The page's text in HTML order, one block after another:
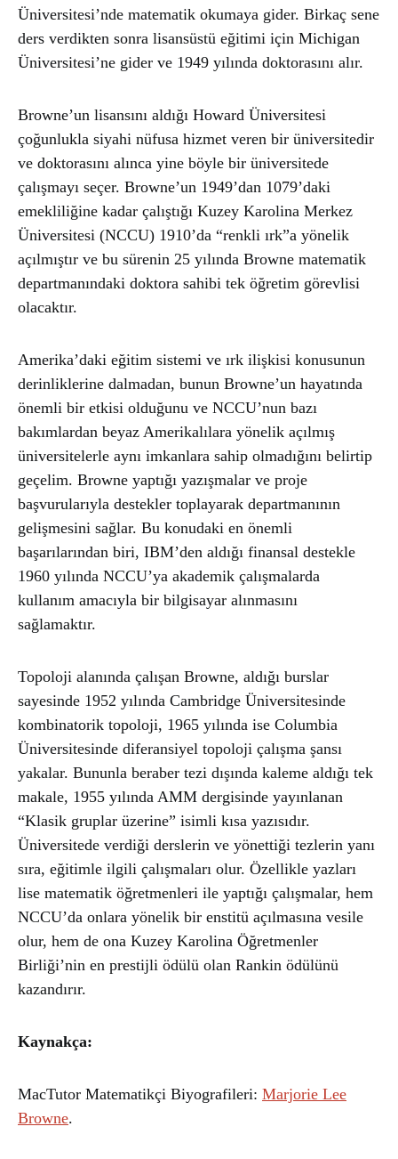
Üniversitesi’nde matematik okumaya gider. Birkaç sene
ders verdikten sonra lisansüstü eğitimi için Michigan
Üniversitesi’ne gider ve 1949 yılında doktorasını alır.
Browne’un lisansını aldığı Howard Üniversitesi
çoğunlukla siyahi nüfusa hizmet veren bir üniversitedir
ve doktorasını alınca yine böyle bir üniversitede
çalışmayı seçer. Browne’un 1949’dan 1079’daki
emekliliğine kadar çalıştığı Kuzey Karolina Merkez
Üniversitesi (NCCU) 1910’da “renkli ırk”a yönelik
açılmıştır ve bu sürenin 25 yılında Browne matematik
departmanındaki doktora sahibi tek öğretim görevlisi
olacaktır.
Amerika’daki eğitim sistemi ve ırk ilişkisi konusunun
derinliklerine dalmadan, bunun Browne’un hayatında
önemli bir etkisi olduğunu ve NCCU’nun bazı
bakımlardan beyaz Amerikalılara yönelik açılmış
üniversitelerle aynı imkanlara sahip olmadığını belirtip
geçelim. Browne yaptığı yazışmalar ve proje
başvurularıyla destekler toplayarak departmanının
gelişmesini sağlar. Bu konudaki en önemli
başarılarından biri, IBM’den aldığı finansal destekle
1960 yılında NCCU’ya akademik çalışmalarda
kullanım amacıyla bir bilgisayar alınmasını
sağlamaktır.
Topoloji alanında çalışan Browne, aldığı burslar
sayesinde 1952 yılında Cambridge Üniversitesinde
kombinatorik topoloji, 1965 yılında ise Columbia
Üniversitesinde diferansiyel topoloji çalışma şansı
yakalar. Bununla beraber tezi dışında kaleme aldığı tek
makale, 1955 yılında AMM dergisinde yayınlanan
“Klasik gruplar üzerine” isimli kısa yazısıdır.
Üniversitede verdiği derslerin ve yönettiği tezlerin yanı
sıra, eğitimle ilgili çalışmaları olur. Özellikle yazları
lise matematik öğretmenleri ile yaptığı çalışmalar, hem
NCCU’da onlara yönelik bir enstitü açılmasına vesile
olur, hem de ona Kuzey Karolina Öğretmenler
Birliği’nin en prestijli ödülü olan Rankin ödülünü
kazandırır.
Kaynakça:
MacTutor Matematikçi Biyografileri: Marjorie Lee
Browne.